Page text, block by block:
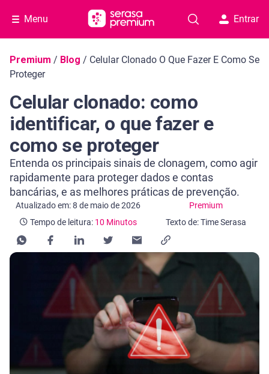
Menu Entrar
Navegação do blog
Premium / Blog / Celular Clonado O Que Fazer E Como Se
Proteger
Celular clonado: como
identificar, o que fazer e
como se proteger
Entenda os principais sinais de clonagem, como agir
rapidamente para proteger dados e contas
bancárias, e as melhores práticas de prevenção.
Atualizado em: 8 de maio de 2026 Premium
Categoria Premium
Tempo de leitura: 10 Minutos
Tempo de leitura: 10 Minutos
Texto de: Time Serasa